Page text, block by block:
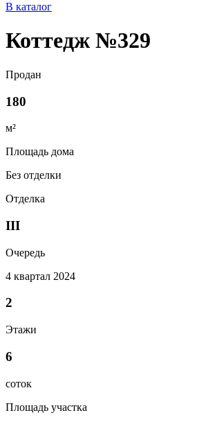
В каталог
Коттедж №329
Продан
180
м²
Площадь дома
Без отделки
Отделка
III
Очередь
4 квартал 2024
2
Этажи
6
соток
Площадь участка